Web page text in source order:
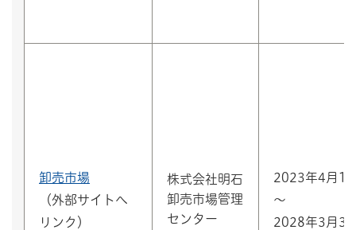
卸売市場
（外部サイトへ
リンク）
株式会社明石
卸売市場管理
センター
2023年4月1
～
2028年3月31